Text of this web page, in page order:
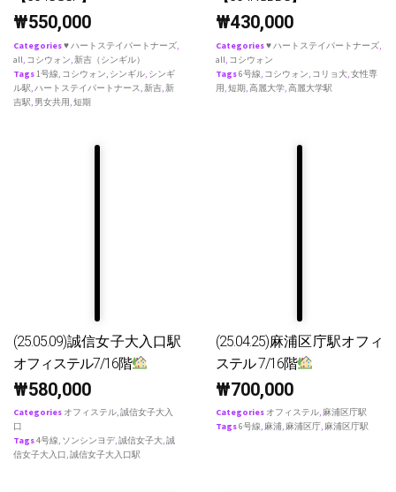
₩550,000
Categories♥ ハートステイパートナーズ,
all, コシウォン,新吉（シンギル）
Tags1号線, コシウォン, シンギル, シンギ
ル駅,ハートステイパートナース,新吉,新
吉駅, 男女共用,短期
₩430,000
Categories♥ ハートステイパートナーズ,
all, コシウォン
Tags6号線, コシウォン, コリョ大,女性専
用,短期,高麗大学,高麗大学駅
(25.05.09)誠信女子大入口駅
オフィステル7/16階
₩580,000
Categories オフィステル,誠信女子大入
口
Tags4号線, ソンシンヨデ,誠信女子大,誠
信女子大入口,誠信女子大入口駅
(25.04.25)麻浦区庁駅オフィ
ステル 7/16階
₩700,000
Categories オフィステル, 麻浦区庁駅
Tags6号線, 麻浦, 麻浦区庁, 麻浦区庁駅